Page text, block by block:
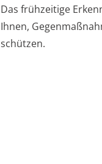
Das frühzeitige
Ihnen,
schützen.